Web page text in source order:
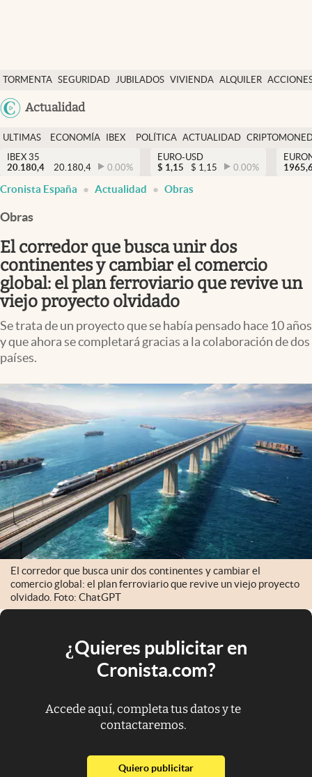
TORMENTA SEGURIDAD JUBILADOS VIVIENDA ALQUILER
USA
Actualidad
Economía y finanzas
Política
Actualidad
Criptomonedas
España
ULTIMAS
NOTICIAS
ECONOMÍA
FINANZAS
IBEX
EURO
POLÍTICA ACTUALIDAD
IBEX 35
20.180,4
20.180,4 0.00%
EURO-USD
$ 1,15 $ 1,15 0.00%
Cronista España Actualidad Obras
Obras
El corredor que busca unir dos
continentes y cambiar el comercio
global: el plan ferroviario que revive un
viejo proyecto olvidado
Se trata de un proyecto que se había pensado hace 10 años
y que ahora se completará gracias a la colaboración de dos
países.
El corredor que busca unir dos continentes y cambiar el
comercio global: el plan ferroviario que revive un viejo proyecto
olvidado. Foto: ChatGPT
¿Quieres publicitar en
Cronista.com?
Accede aquí, completa tus datos y te
contactaremos.
Quiero publicitarabre en nueva pestaña